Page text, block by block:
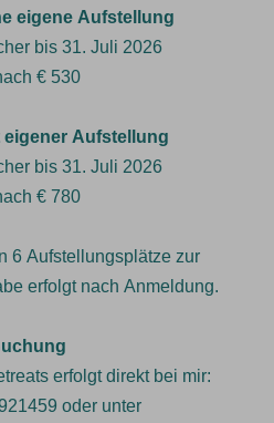
eigene Aufstellung
bis 31. Juli 2026
€ 530
eigener Aufstellung
bis 31. Juli 2026
€ 780
6 Aufstellungsplätze zur
erfolgt nach Anmeldung.
erfolgt direkt bei mir:
oder unter